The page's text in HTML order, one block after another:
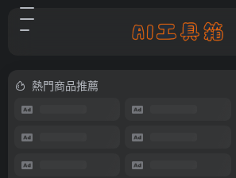
熱門商品推薦